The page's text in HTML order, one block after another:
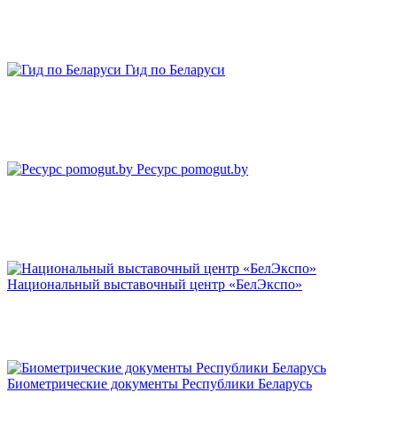
Гид по Беларуси
Ресурс pomogut.by
Национальный выставочный центр «БелЭкспо»
Биометрические документы Республики Беларусь